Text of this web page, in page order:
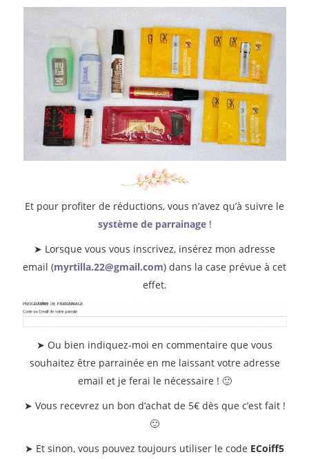
Et pour profiter de réductions, vous n’avez qu’à suivre le
système de parrainage!
➤ Lorsque vous vous inscrivez, insérez mon adresse
email (myrtilla.22@gmail.com) dans la case prévue à cet
effet.
➤ Ou bien indiquez-moi en commentaire que vous
souhaitez être parrainée en me laissant votre adresse
email et je ferai le nécessaire ! 🙂
➤ Vous recevrez un bon d’achat de 5€ dès que c’est fait !
🙂
➤ Et sinon, vous pouvez toujours utiliser le code ECoiff5